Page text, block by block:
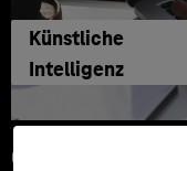
Künstliche
Intelligenz
04.06.2026